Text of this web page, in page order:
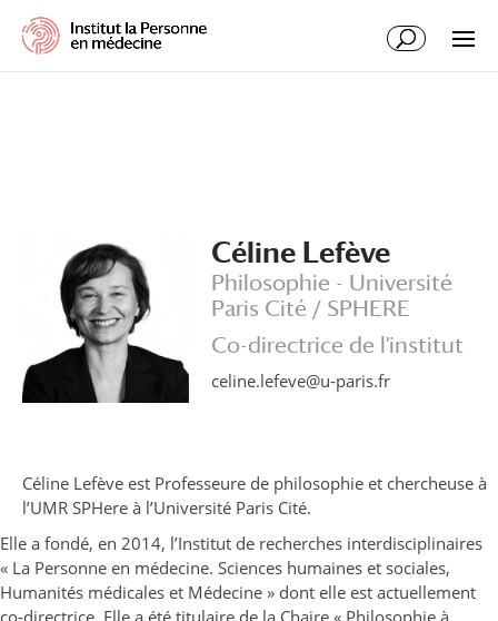
Céline Lefève
Philosophie - Université
Paris Cité / SPHERE
Co-directrice de l'institut
celine.lefeve@u-paris.fr
Céline Lefève est Professeure de philosophie et chercheuse à
l’UMR SPHere à l’Université Paris Cité.
Elle a fondé, en 2014, l’Institut de recherches interdisciplinaires
« La Personne en médecine. Sciences humaines et sociales,
Humanités médicales et Médecine » dont elle est actuellement
co-directrice. Elle a été titulaire de la Chaire « Philosophie à